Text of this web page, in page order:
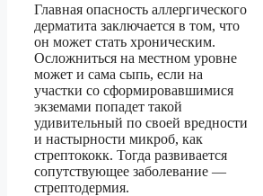
Главная опасность аллергического
дерматита заключается в том, что
он может стать хроническим.
Осложниться на местном уровне
может и сама сыпь, если на
участки со сформировавшимися
экземами попадет такой
удивительный по своей вредности
и настырности микроб, как
стрептококк. Тогда развивается
сопутствующее заболевание —
стрептодермия.